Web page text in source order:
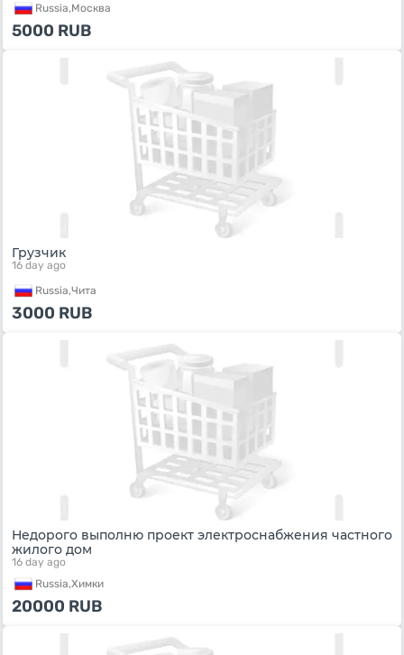
Russia,Москва
5000 RUB
Грузчик
16 day ago
Russia,Чита
3000 RUB
Недорого выполню проект электроснабжения частного
жилого дом
16 day ago
Russia,Химки
20000 RUB